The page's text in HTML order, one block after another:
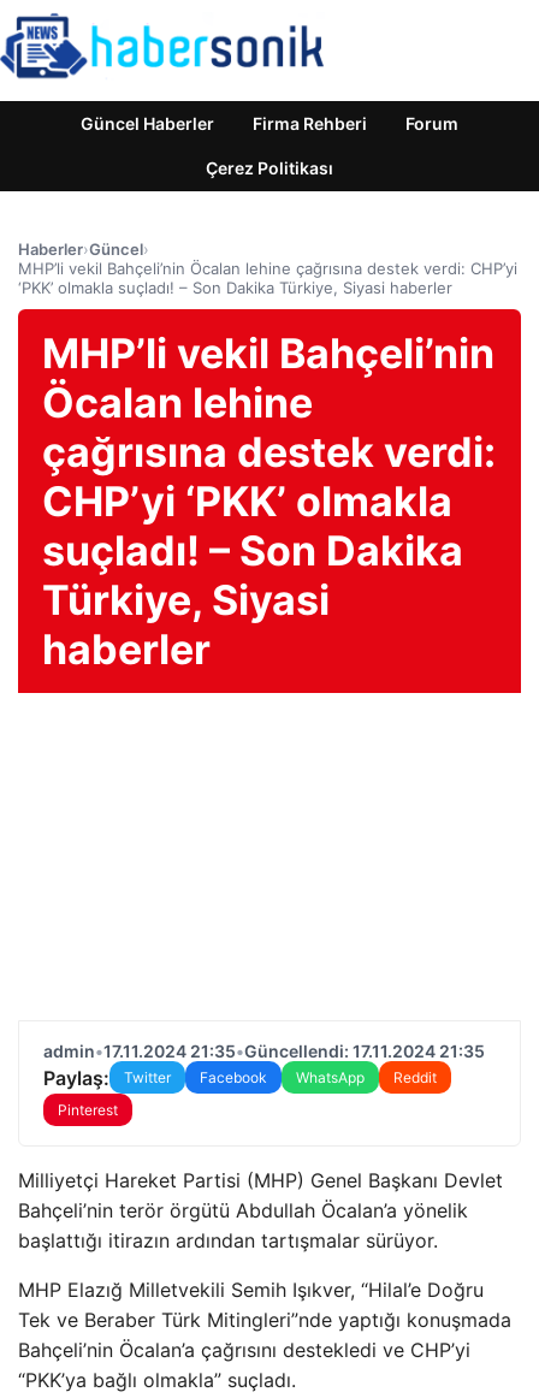
Güncel Haberler Firma Rehberi Forum
Çerez Politikası
Haberler›Güncel›
MHP’li vekil Bahçeli’nin Öcalan lehine çağrısına destek verdi: CHP’yi
‘PKK’ olmakla suçladı! – Son Dakika Türkiye, Siyasi haberler
MHP’li vekil Bahçeli’nin
Öcalan lehine
çağrısına destek verdi:
CHP’yi ‘PKK’ olmakla
suçladı! – Son Dakika
Türkiye, Siyasi
haberler
admin•17.11.2024 21:35•Güncellendi: 17.11.2024 21:35
Paylaş: Twitter Facebook WhatsApp
Reddit
Pinterest
Milliyetçi Hareket Partisi (MHP) Genel Başkanı Devlet
Bahçeli’nin terör örgütü Abdullah Öcalan’a yönelik
başlattığı itirazın ardından tartışmalar sürüyor.
MHP Elazığ Milletvekili Semih Işıkver, “Hilal’e Doğru
Tek ve Beraber Türk Mitingleri”nde yaptığı konuşmada
Bahçeli’nin Öcalan’a çağrısını destekledi ve CHP’yi
“PKK’ya bağlı olmakla” suçladı.